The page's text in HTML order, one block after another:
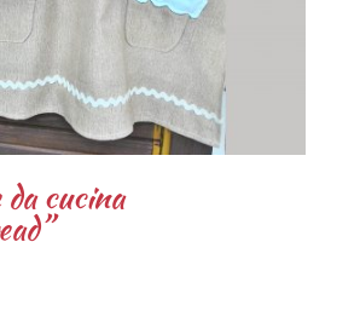
cucina